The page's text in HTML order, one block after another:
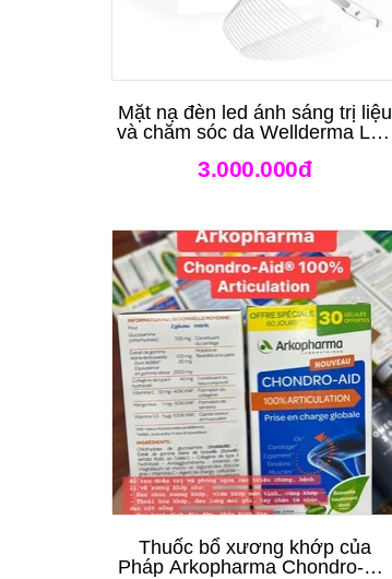
Mặt nạ đèn led ánh sáng trị liệu
và chăm sóc da Wellderma Led
Mask
3.000.000đ
Thuốc bổ xương khớp của
Pháp Arkopharma Chondro-Aid